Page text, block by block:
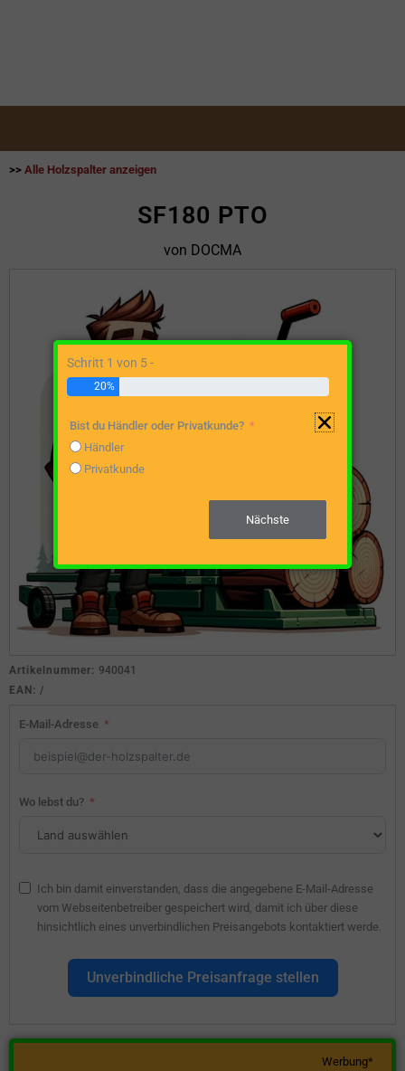
>> Alle Holzspalter anzeigen
SF180 PTO
von DOCMA
Artikelnummer: 940041
EAN: /
E-Mail-Adresse
Wo lebst du?
Ich bin damit einverstanden, dass die angegebene E-Mail-Adresse
vom Webseitenbetreiber gespeichert wird, damit ich über diese
hinsichtlich eines unverbindlichen Preisangebots kontaktiert werde.
Unverbindliche Preisanfrage stellen
Werbung*
Schritt 1 von 5 -
20%
Bist du Händler oder Privatkunde?
Händler
Privatkunde
Nächste